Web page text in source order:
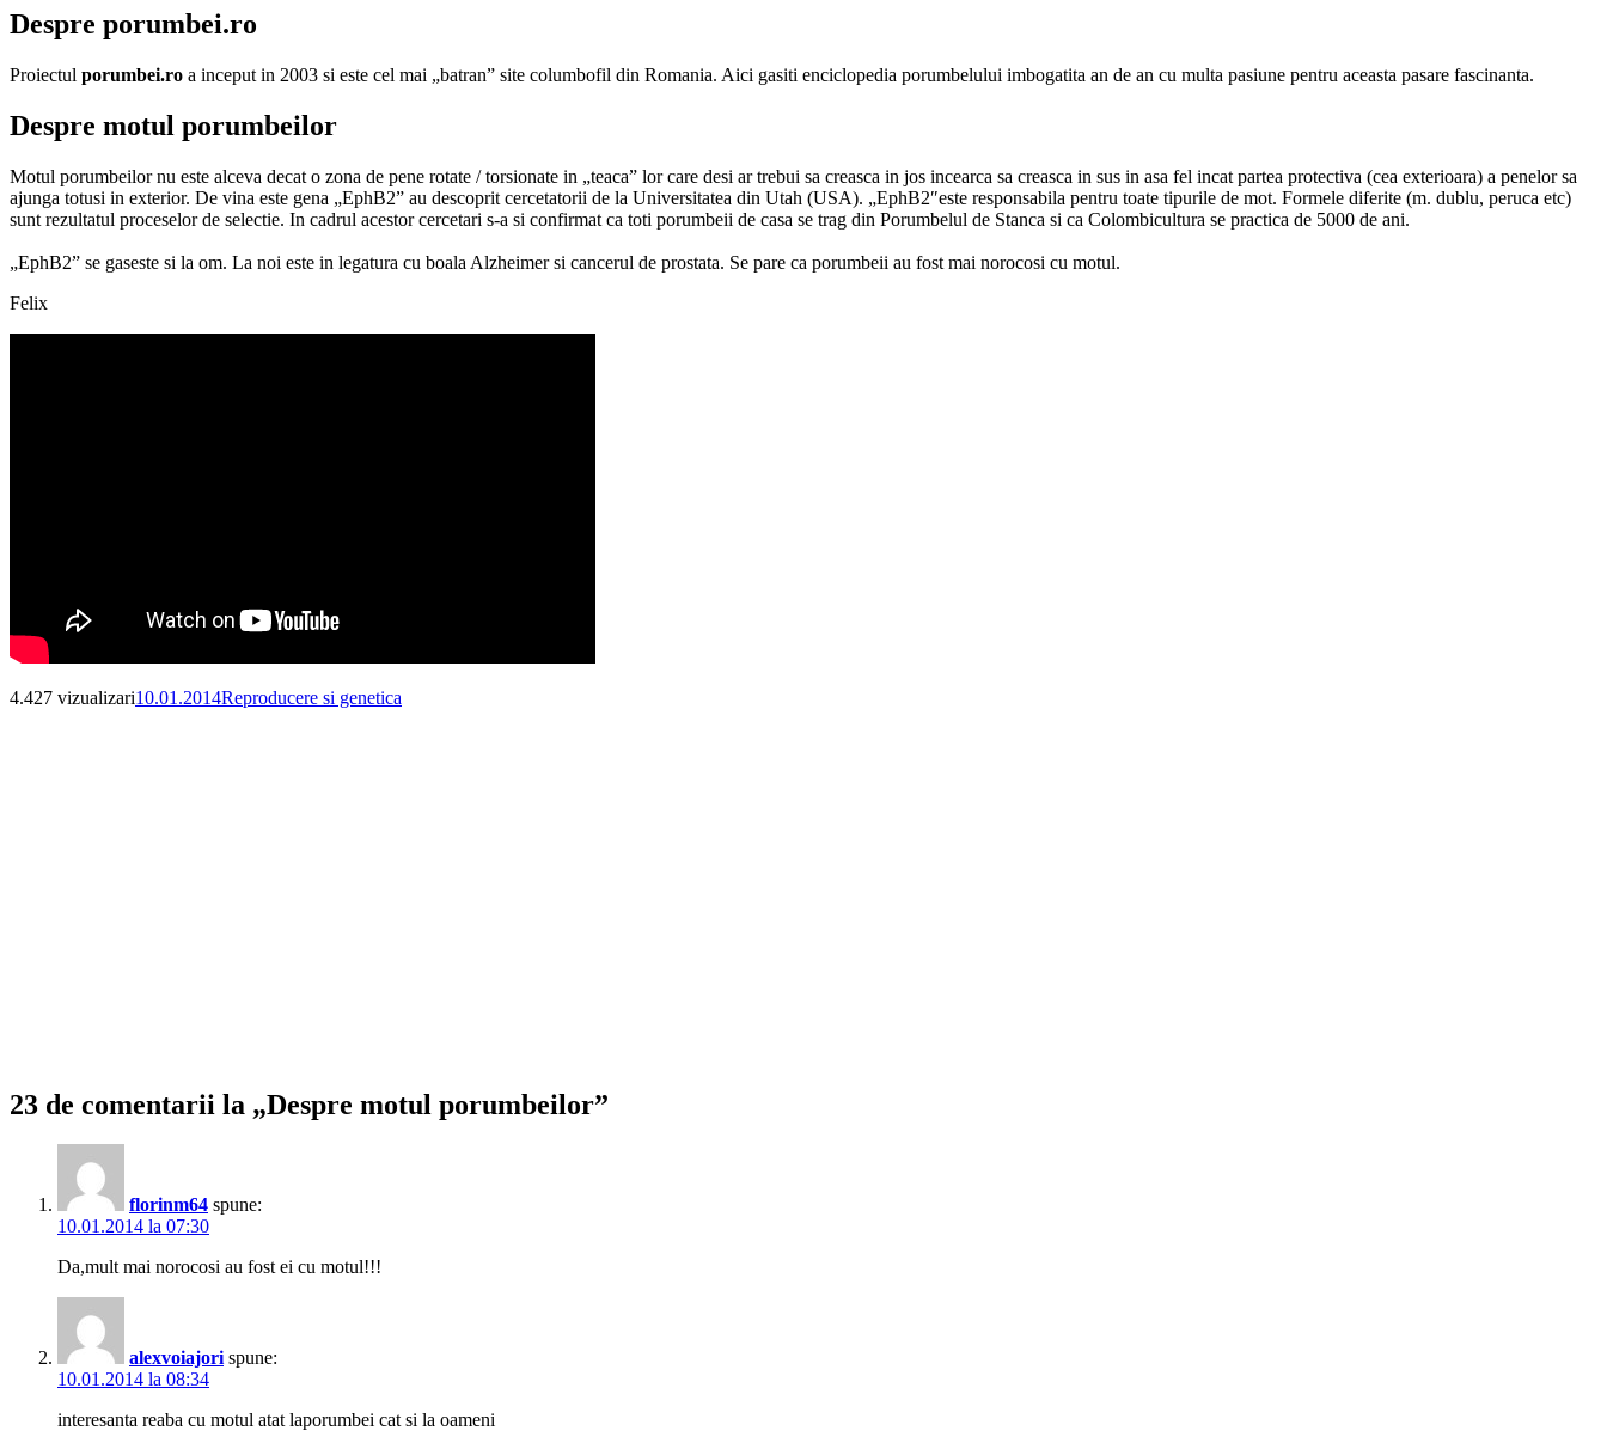
Despre porumbei.ro
Proiectul porumbei.ro a inceput in 2003 si este cel mai „batran” site columbofil din Romania. Aici gasiti enciclopedia porumbelului imbogatita an de an cu multa pasiune pentru aceasta pasare fascinanta.
Despre motul porumbeilor
Motul porumbeilor nu este alceva decat o zona de pene rotate / torsionate in „teaca” lor care desi ar trebui sa creasca in jos incearca sa creasca in sus in asa fel incat partea protectiva (cea exterioara) a penelor sa
ajunga totusi in exterior. De vina este gena „EphB2” au descoprit cercetatorii de la Universitatea din Utah (USA). „EphB2″este responsabila pentru toate tipurile de mot. Formele diferite (m. dublu, peruca etc)
sunt rezultatul proceselor de selectie. In cadrul acestor cercetari s-a si confirmat ca toti porumbeii de casa se trag din Porumbelul de Stanca si ca Colombicultura se practica de 5000 de ani.
„EphB2” se gaseste si la om. La noi este in legatura cu boala Alzheimer si cancerul de prostata. Se pare ca porumbeii au fost mai norocosi cu motul.
Felix
4.427 vizualizariPublicat
10.01.2014Categorii
Reproducere si genetica
23 de comentarii la „Despre motul porumbeilor”
florinm64 spune:
10.01.2014 la 07:30
Da,mult mai norocosi au fost ei cu motul!!!
alexvoiajori spune:
10.01.2014 la 08:34
interesanta reaba cu motul atat laporumbei cat si la oameni